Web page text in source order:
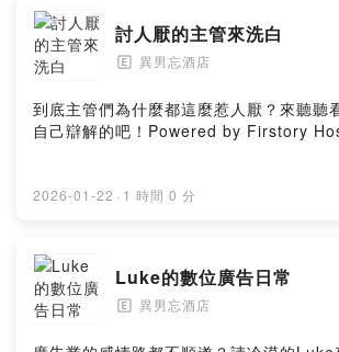
期許成為一個讓大家放鬆跟放空的節目。
每周四下午五點不一定準時上架。
歡迎來信:
cute03112001@hotmail.com
也歡迎贊助飢餓的澤:
https://pay.firstory.me/user/
討人厭的主管來洗白
🄴 異男忘酒店
到底主管們為什麼都這麼惹人厭？來聽聽
自己辯解的吧！Powered by Firstory
2026-01-22 · 1 時間 0 分
Luke的數位廣告日常
🄴 異男忘酒店